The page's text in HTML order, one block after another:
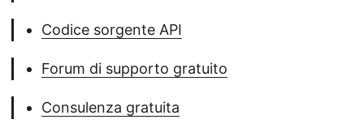
Codice sorgente API
Forum di supporto gratuito
Consulenza gratuita